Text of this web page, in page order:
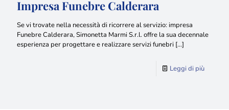
Impresa Funebre Calderara
Se vi trovate nella necessità di ricorrere al servizio: impresa
Funebre Calderara, Simonetta Marmi S.r.l. offre la sua decennale
esperienza per progettare e realizzare servizi funebri […]
Leggi di più